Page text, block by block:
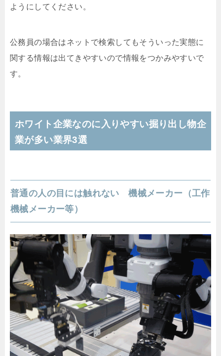
ようにしてください。
公務員の場合はネットで検索してもそういった実態に
関する情報は出てきやすいので情報をつかみやすいで
す。
ホワイト企業なのに入りやすい掘り出し物企
業が多い業界3選
普通の人の目には触れない 機械メーカー（工作
機械メーカー等）